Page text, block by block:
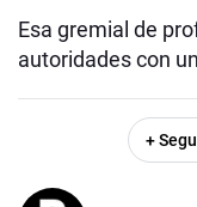
Esa gremial de
autoridades con
+